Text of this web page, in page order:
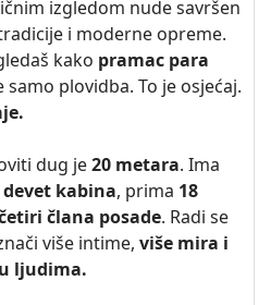
izgledom nude savršen
i moderne opreme.
kako pramac para
samo plovidba. To je osjećaj.
dug je20 metara. Ima
kabina, prima 18
člana posade. Radi se
više intime, više mira i
ljudima.